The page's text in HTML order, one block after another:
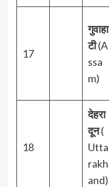
17
गुवाहा
टी(A
ssa
m)
18
देहरा
दून(
Utta
rakh
and)